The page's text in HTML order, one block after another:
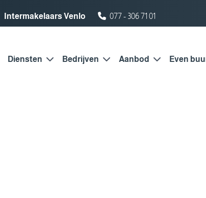
Intermakelaars Venlo 077 - 306 71 01
Diensten Bedrijven Aanbod Even